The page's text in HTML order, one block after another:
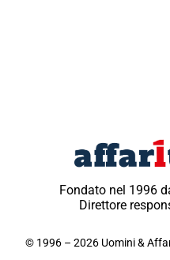
Fondato nel 1996
Direttore
© 1996 – 2026 Uomini &